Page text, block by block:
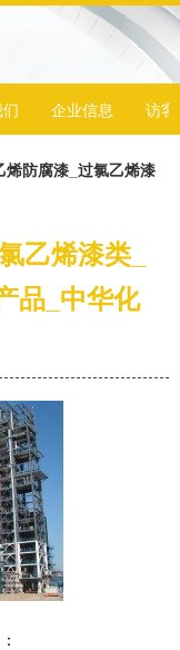
企业信息 访客
烯防腐漆_过氯乙烯漆
乙烯漆类_
品_中华化